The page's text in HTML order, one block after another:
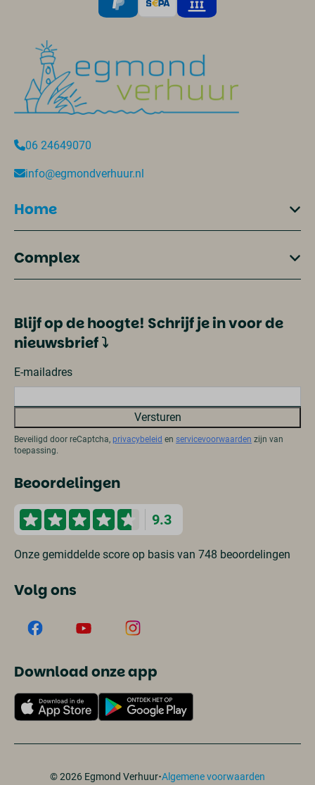
06 24649070
info@egmondverhuur.nl
Home
Complex
Blijf op de hoogte! Schrijf je in voor de
nieuwsbrief ⤵
E-mailadres
Versturen
Beveiligd door reCaptcha, privacybeleid en servicevoorwaarden zijn van
toepassing.
Beoordelingen
9.3
Onze gemiddelde score op basis van 748 beoordelingen
Volg ons
Download onze app
© 2026 Egmond Verhuur·Algemene voorwaarden